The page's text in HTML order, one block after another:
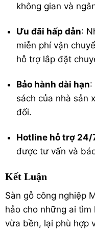
không gian và
Ưu đãi hấp dẫn:
miễn phí vận
hỗ trợ lắp đặt
Bảo hành dài hạn:
sách của nhà sản
đối.
Hotline hỗ trợ 24/
được tư vấn và
Kết Luận
Sàn gỗ công nghiệp
hảo cho những ai
vừa bền, lại phù hợp